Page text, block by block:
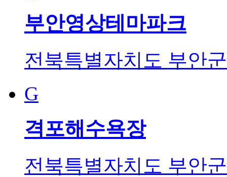
부안영상테마파크
전북특별자치도 부안
G
격포해수욕장
전북특별자치도 부안